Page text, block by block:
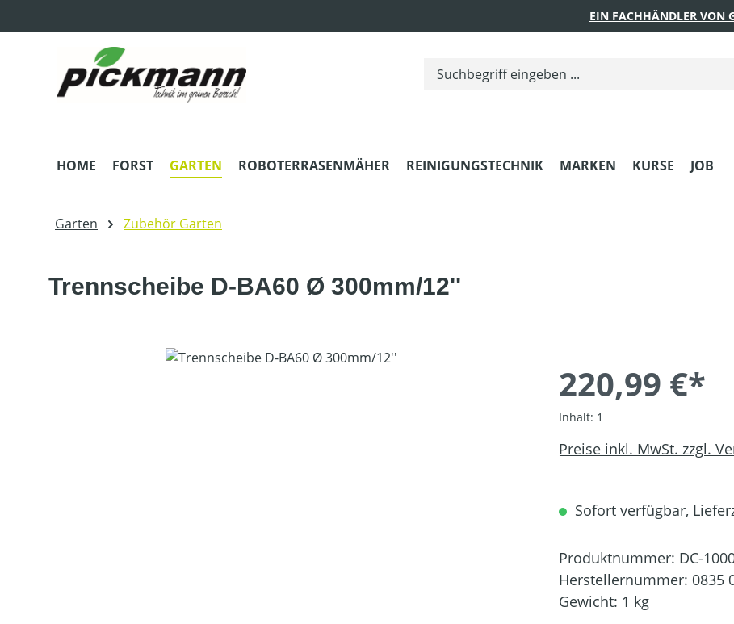
EIN FACHHÄNDLER VON
HOME FORST GARTEN ROBOTERRASENMÄHER REINIGUNGSTECHNIK MARKEN KURSE JOB
Garten Zubehör Garten
Trennscheibe D-BA60 Ø 300mm/12''
Bildergalerie überspringen
220,99 €*
Inhalt: 1
Preise inkl. MwSt. zzgl.
Sofort verfügbar,
Produktnummer: DC-
Herstellernummer: 0835
Gewicht: 1 kg